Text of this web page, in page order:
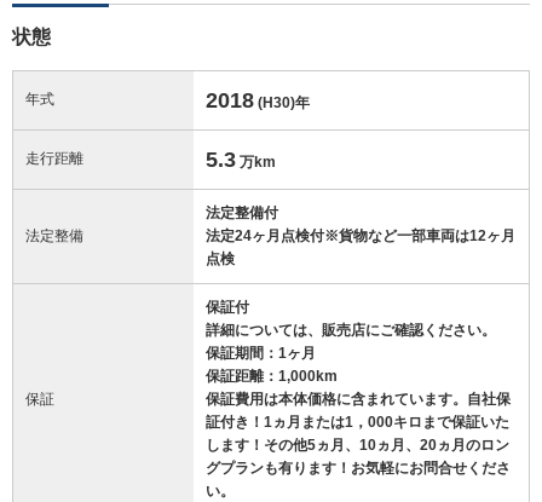
状態
年式 2018 (H30)年
走行距離 5.3 万km
法定整備
法定整備付
法定24ヶ月点検付※貨物など一部車両は12ヶ月
点検
保証
保証付
詳細については、販売店にご確認ください。
保証期間：1ヶ月
保証距離：1,000km
保証費用は本体価格に含まれています。自社保
証付き！1ヵ月または1，000キロまで保証いた
します！その他5ヵ月、10ヵ月、20ヵ月のロン
グプランも有ります！お気軽にお問合せくださ
い。